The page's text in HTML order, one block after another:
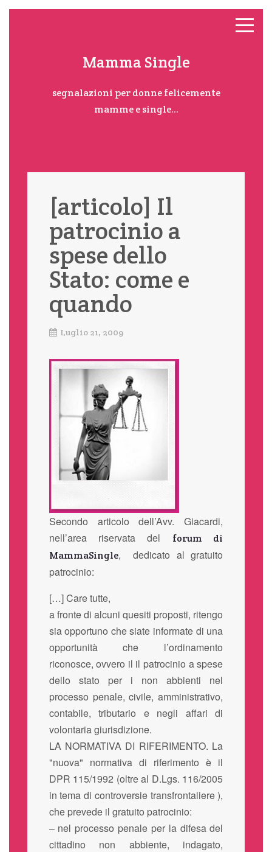
Mamma Single
segnalazioni per donne felicemente
mamme e single...
[articolo] Il
patrocinio a
spese dello
Stato: come e
quando
Luglio 21, 2009
Secondo articolo dell’Avv. Giacardi,
nell’area riservata del forum di
MammaSingle, dedicato al gratuito
patrocinio:
[…] Care tutte,
a fronte di alcuni quesiti proposti, ritengo
sia opportuno che siate informate di una
opportunità che l’ordinamento
riconosce, ovvero il il patrocinio a spese
dello stato per i non abbienti nel
processo penale, civile, amministrativo,
contabile, tributario e negli affari di
volontaria giurisdizione.
LA NORMATIVA DI RIFERIMENTO. La
"nuova" normativa di riferimento è il
DPR 115/1992 (oltre al D.Lgs. 116/2005
in tema di controversie transfrontaliere ),
che prevede il gratuito patrocinio:
– nel processo penale per la difesa del
cittadino non abbiente, indagato,